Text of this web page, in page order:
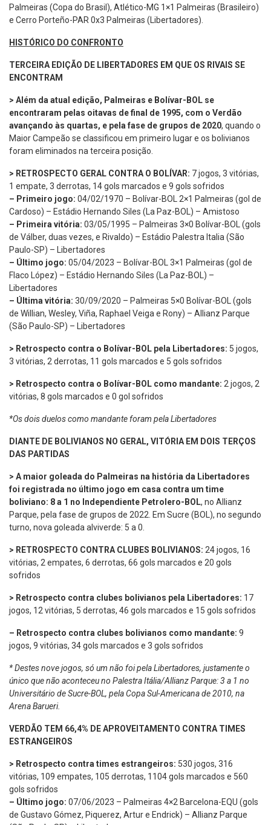
Palmeiras (Copa do Brasil), Atlético-MG 1×1 Palmeiras (Brasileiro)
e Cerro Porteño-PAR 0x3 Palmeiras (Libertadores).
HISTÓRICO DO CONFRONTO
TERCEIRA EDIÇÃO DE LIBERTADORES EM QUE OS RIVAIS SE
ENCONTRAM
> Além da atual edição, Palmeiras e Bolívar-BOL se
encontraram pelas oitavas de final de 1995, com o Verdão
avançando às quartas, e pela fase de grupos de 2020, quando o
Maior Campeão se classificou em primeiro lugar e os bolivianos
foram eliminados na terceira posição.
> RETROSPECTO GERAL CONTRA O BOLÍVAR: 7 jogos, 3 vitórias,
1 empate, 3 derrotas, 14 gols marcados e 9 gols sofridos
– Primeiro jogo: 04/02/1970 – Bolívar-BOL 2×1 Palmeiras (gol de
Cardoso) – Estádio Hernando Siles (La Paz-BOL) – Amistoso
– Primeira vitória: 03/05/1995 – Palmeiras 3×0 Bolívar-BOL (gols
de Válber, duas vezes, e Rivaldo) – Estádio Palestra Italia (São
Paulo-SP) – Libertadores
– Último jogo: 05/04/2023 – Bolívar-BOL 3×1 Palmeiras (gol de
Flaco López) – Estádio Hernando Siles (La Paz-BOL) –
Libertadores
– Última vitória: 30/09/2020 – Palmeiras 5×0 Bolívar-BOL (gols
de Willian, Wesley, Viña, Raphael Veiga e Rony) – Allianz Parque
(São Paulo-SP) – Libertadores
> Retrospecto contra o Bolívar-BOL pela Libertadores: 5 jogos,
3 vitórias, 2 derrotas, 11 gols marcados e 5 gols sofridos
> Retrospecto contra o Bolívar-BOL como mandante: 2 jogos, 2
vitórias, 8 gols marcados e 0 gol sofridos
*Os dois duelos como mandante foram pela Libertadores
DIANTE DE BOLIVIANOS NO GERAL, VITÓRIA EM DOIS TERÇOS
DAS PARTIDAS
> A maior goleada do Palmeiras na história da Libertadores
foi registrada no último jogo em casa contra um time
boliviano: 8 a 1 no Independiente Petrolero-BOL, no Allianz
Parque, pela fase de grupos de 2022. Em Sucre (BOL), no segundo
turno, nova goleada alviverde: 5 a 0.
> RETROSPECTO CONTRA CLUBES BOLIVIANOS: 24 jogos, 16
vitórias, 2 empates, 6 derrotas, 66 gols marcados e 20 gols
sofridos
> Retrospecto contra clubes bolivianos pela Libertadores: 17
jogos, 12 vitórias, 5 derrotas, 46 gols marcados e 15 gols sofridos
– Retrospecto contra clubes bolivianos como mandante: 9
jogos, 9 vitórias, 34 gols marcados e 3 gols sofridos
* Destes nove jogos, só um não foi pela Libertadores, justamente o
único que não aconteceu no Palestra Itália/Allianz Parque: 3 a 1 no
Universitário de Sucre-BOL, pela Copa Sul-Americana de 2010, na
Arena Barueri.
VERDÃO TEM 66,4% DE APROVEITAMENTO CONTRA TIMES
ESTRANGEIROS
> Retrospecto contra times estrangeiros: 530 jogos, 316
vitórias, 109 empates, 105 derrotas, 1104 gols marcados e 560
gols sofridos
– Último jogo: 07/06/2023 – Palmeiras 4×2 Barcelona-EQU (gols
de Gustavo Gómez, Piquerez, Artur e Endrick) – Allianz Parque